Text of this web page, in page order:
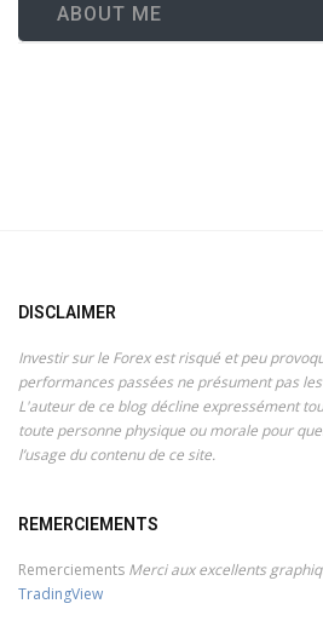
ABOUT ME
DISCLAIMER
Investir sur le Forex est risqué et peu
performances passées ne présument pas
L'auteur de ce blog décline expressément
toute personne physique ou morale pour
l’usage du contenu de ce site.
REMERCIEMENTS
Remerciements Merci aux excellents
TradingView